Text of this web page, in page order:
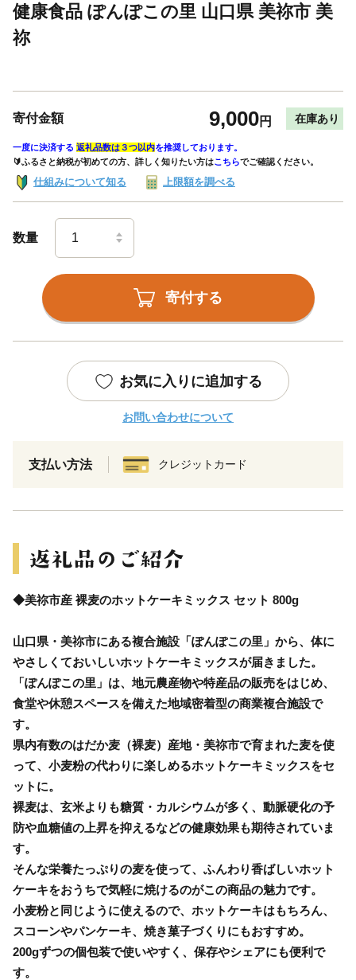
健康食品 ぽんぽこの里 山口県 美祢市 美
祢
寄付金額 9,000円 在庫あり
一度に決済する 返礼品数は３つ以内を推奨しております。
🔰ふるさと納税が初めての方、詳しく知りたい方はこちらでご確認ください。
仕組みについて知る 上限額を調べる
数量
寄付する
お気に入りに追加する
お問い合わせについて
支払い方法 クレジットカード
◆美祢市産 裸麦のホットケーキミックス セット 800g
山口県・美祢市にある複合施設「ぽんぽこの里」から、体に
やさしくておいしいホットケーキミックスが届きました。
「ぽんぽこの里」は、地元農産物や特産品の販売をはじめ、
食堂や休憩スペースを備えた地域密着型の商業複合施設で
す。
県内有数のはだか麦（裸麦）産地・美祢市で育まれた麦を使
って、小麦粉の代わりに楽しめるホットケーキミックスをセ
ットに。
裸麦は、玄米よりも糖質・カルシウムが多く、動脈硬化の予
防や血糖値の上昇を抑えるなどの健康効果も期待されていま
す。
そんな栄養たっぷりの麦を使って、ふんわり香ばしいホット
ケーキをおうちで気軽に焼けるのがこの商品の魅力です。
小麦粉と同じように使えるので、ホットケーキはもちろん、
スコーンやパンケーキ、焼き菓子づくりにもおすすめ。
200gずつの個包装で使いやすく、保存やシェアにも便利で
す。